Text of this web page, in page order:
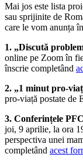
Mai jos este lista
sau sprijinite de
care le vom anunța
1. „Discută
online pe Zoom în
înscrie completând
2. „1 minut pro-
pro-viață postate de
3. Conferințele
joi, 9 aprilie, la ora
perspectiva unei
completând acest